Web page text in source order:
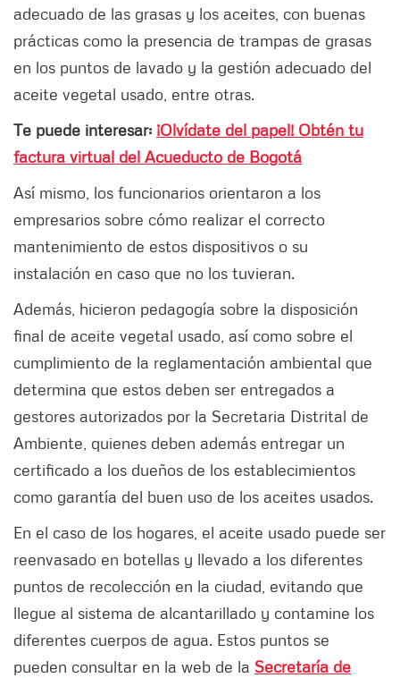
adecuado de las grasas y los aceites, con buenas
prácticas como la presencia de trampas de grasas
en los puntos de lavado y la gestión adecuado del
aceite vegetal usado, entre otras.
Te puede interesar: ¡Olvídate del papel! Obtén tu
factura virtual del Acueducto de Bogotá
Así mismo, los funcionarios orientaron a los
empresarios sobre cómo realizar el correcto
mantenimiento de estos dispositivos o su
instalación en caso que no los tuvieran.
Además, hicieron pedagogía sobre la disposición
final de aceite vegetal usado, así como sobre el
cumplimiento de la reglamentación ambiental que
determina que estos deben ser entregados a
gestores autorizados por la Secretaria Distrital de
Ambiente, quienes deben además entregar un
certificado a los dueños de los establecimientos
como garantía del buen uso de los aceites usados.
En el caso de los hogares, el aceite usado puede ser
reenvasado en botellas y llevado a los diferentes
puntos de recolección en la ciudad, evitando que
llegue al sistema de alcantarillado y contamine los
diferentes cuerpos de agua. Estos puntos se
pueden consultar en la web de la Secretaría de